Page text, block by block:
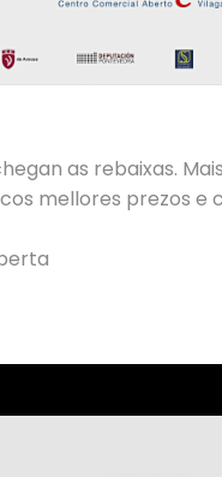
as rebaixas.
mellores prezos e